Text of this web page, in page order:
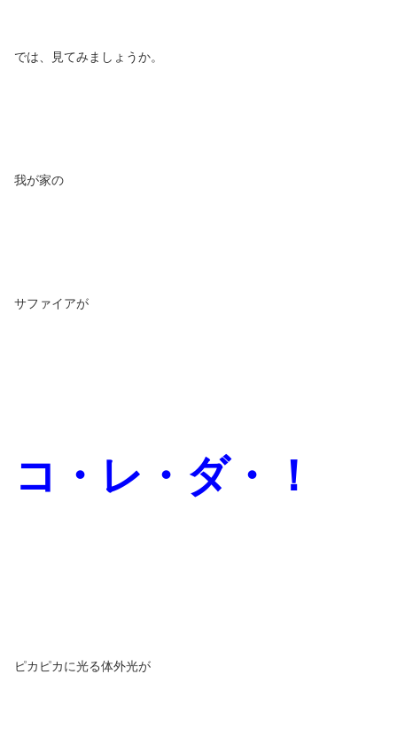
では、見てみましょうか。
我が家の
サファイアが
コ・レ・ダ・！
ピカピカに光る体外光が